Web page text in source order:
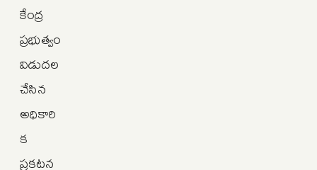
కేంద్ర
ప్రభుత్వం
విడుదల
చేసిన
అధికారి
క
ప్రకటన